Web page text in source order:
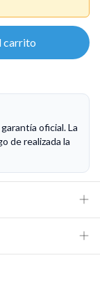
oficial. La
de realizada la